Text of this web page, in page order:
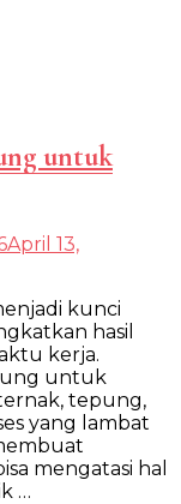
untuk
April 13,
kunci
hasil
kerja.
untuk
tepung,
yang lambat
mengatasi hal
…